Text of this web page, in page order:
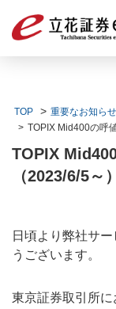
TOP
重要なお知らせ
TOPIX Mid400の呼
TOPIX
（2023/6/5～）
日頃より弊社サ
うございます。
東京証券取引所に